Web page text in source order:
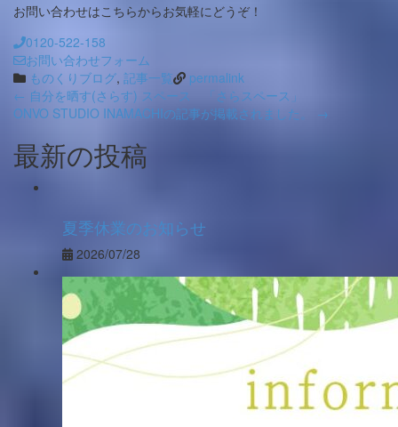
お問い合わせはこちらからお気軽にどうぞ！
0120-522-158
お問い合わせフォーム
ものくりブログ, 記事一覧 permalink
Post
navigation
← 自分を晒す(さらす) スペース 「さらスペース」
ONVO STUDIO INAMACHIの記事が掲載されました。 →
最新の投稿
夏季休業のお知らせ
2026/07/28